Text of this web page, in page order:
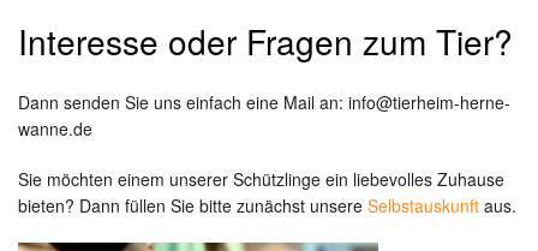
Interesse oder Fragen zum Tier?
Dann senden Sie uns einfach eine Mail an: info@tierheim-herne-
wanne.de
Sie möchten einem unserer Schützlinge ein liebevolles Zuhause
bieten? Dann füllen Sie bitte zunächst unsere Selbstauskunft aus.